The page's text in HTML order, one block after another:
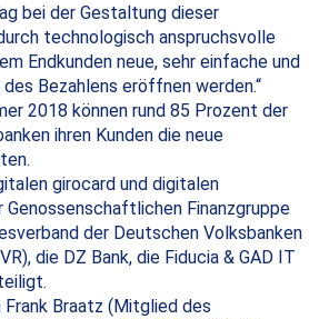
bei der Gestaltung dieser
technologisch anspruchsvolle
Endkunden neue, sehr einfache und
Bezahlens eröffnen werden.“
2018 können rund 85 Prozent der
ihren Kunden die neue
girocard und digitalen
Finanzgruppe
der Deutschen Volksbanken
die DZ Bank, die Fiducia & GAD IT
Braatz (Mitglied des